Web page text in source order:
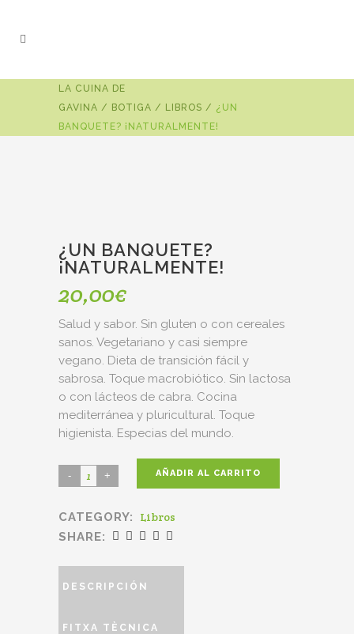
LA CUINA DE
GAVINA / BOTIGA / LIBROS / ¿UN
BANQUETE? ¡NATURALMENTE!
¿UN BANQUETE?
¡NATURALMENTE!
20,00€
Salud y sabor. Sin gluten o con cereales
sanos. Vegetariano y casi siempre
vegano. Dieta de transición fácil y
sabrosa. Toque macrobiótico. Sin lactosa
o con lácteos de cabra. Cocina
mediterránea y pluricultural. Toque
higienista. Especias del mundo.
AÑADIR AL CARRITO
CATEGORY:
Libros
SHARE:
DESCRIPCIÓN
FITXA TÈCNICA